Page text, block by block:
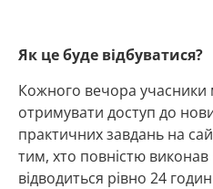
Як це буде відбуватися?
Кожного вечора учасники
отримувати доступ до
практичних завдань на
тим, хто повністю
відводиться рівно 24